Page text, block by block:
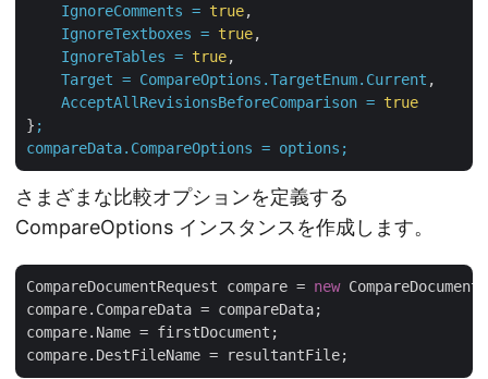
IgnoreComments = true,
IgnoreTextboxes = true,
IgnoreTables = true,
Target = CompareOptions.TargetEnum.Current ,
AcceptAllRevisionsBeforeComparison = true
} ;
compareData.CompareOptions = options;
さまざまな比較オプションを定義する
CompareOptions インスタンスを作成します。
CompareDocumentRequest compare = new
compare.CompareData = compareData;
compare.Name = firstDocument;